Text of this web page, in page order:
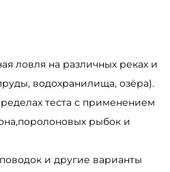
ловля на различных реках и
водохранилища, озёра).
теста с применением
рыбок и
и другие варианты